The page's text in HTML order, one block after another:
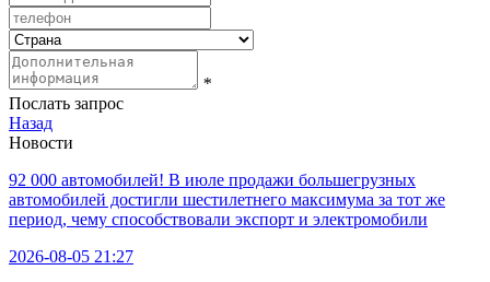
*
Послать запрос
Назад
Новости
92 000 автомобилей! В июле продажи большегрузных
автомобилей достигли шестилетнего максимума за тот же
период, чему способствовали экспорт и электромобили
2026-08-05 21:27